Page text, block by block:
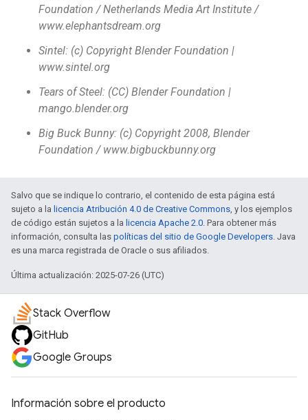
Foundation / Netherlands Media Art Institute /
www.elephantsdream.org
Sintel: (c) Copyright Blender Foundation |
www.sintel.org
Tears of Steel: (CC) Blender Foundation |
mango.blender.org
Big Buck Bunny: (c) Copyright 2008, Blender
Foundation / www.bigbuckbunny.org
Salvo que se indique lo contrario, el contenido de esta página está
sujeto a la licencia Atribución 4.0 de Creative Commons, y los ejemplos
de código están sujetos a la licencia Apache 2.0. Para obtener más
información, consulta las políticas del sitio de Google Developers. Java
es una marca registrada de Oracle o sus afiliados.
Última actualización: 2025-07-26 (UTC)
Stack Overflow
GitHub
Google Groups
Información sobre el producto